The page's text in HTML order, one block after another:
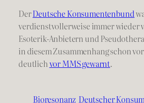
DerDeutsche Konsumentenbund
verdienstvollerweise immer wieder
Esoterik-Anbietern und
in diesem Zusammenhang schon
deutlichvor MMS gewarnt.
Bioresonanz Deutscher